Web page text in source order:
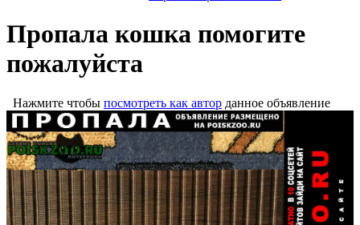
Пропала кошка помогите
пожалуйста
Нажмите чтобы посмотреть как автор данное объявление